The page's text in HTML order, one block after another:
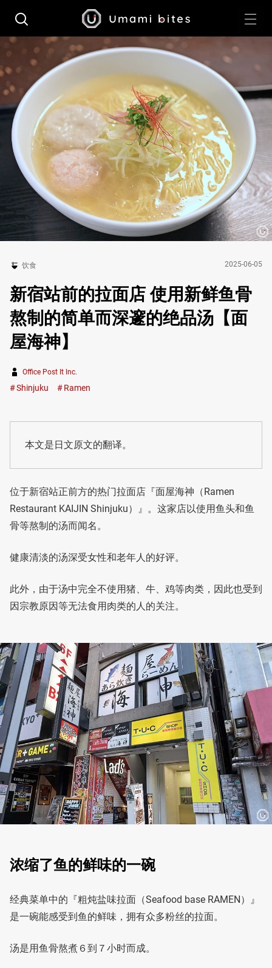
饮食 2025-06-05
新宿站前的拉面店 使用新鲜鱼骨
熬制的简单而深邃的绝品汤【面
屋海神】
Office Post It Inc.
Shinjuku Ramen
本文是日文原文的翻译。
位于新宿站正前方的热门拉面店『面屋海神（Ramen
Restaurant KAIJIN Shinjuku）』。这家店以使用鱼头和鱼
骨等熬制的汤而闻名。
健康清淡的汤深受女性和老年人的好评。
此外，由于汤中完全不使用猪、牛、鸡等肉类，因此也受到
因宗教原因等无法食用肉类的人的关注。
浓缩了鱼的鲜味的一碗
经典菜单中的『粗炖盐味拉面（Seafood base RAMEN）』
是一碗能感受到鱼的鲜味，拥有众多粉丝的拉面。
汤是用鱼骨熬煮６到７小时而成。